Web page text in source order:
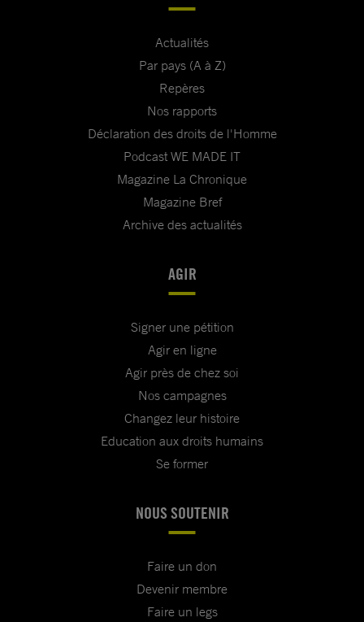
Actualités
Par pays (A à Z)
Repères
Nos rapports
Déclaration des droits de l'Homme
Podcast WE MADE IT
Magazine La Chronique
Magazine Bref
Archive des actualités
AGIR
Signer une pétition
Agir en ligne
Agir près de chez soi
Nos campagnes
Changez leur histoire
Education aux droits humains
Se former
NOUS SOUTENIR
Faire un don
Devenir membre
Faire un legs